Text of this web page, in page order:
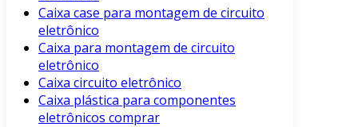
Caixa case para montagem de circuito
eletrônico
Caixa para montagem de circuito
eletrônico
Caixa circuito eletrônico
Caixa plástica para componentes
eletrônicos comprar